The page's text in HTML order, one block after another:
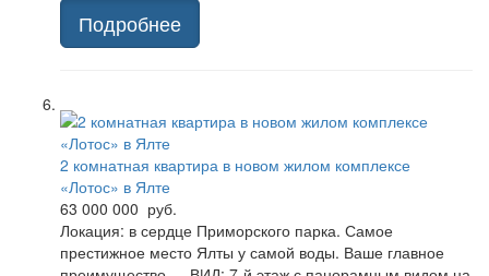
Подробнее
2 комнатная квартира в новом жилом комплексе
«Лотос» в Ялте
63 000 000 руб.
Локация: в сердце Приморского парка. Самое
престижное место Ялты у самой воды. Ваше главное